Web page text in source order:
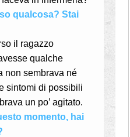
qualcosa? Stai
il ragazzo
qualche
non sembrava né
sintomi di possibili
un po’ agitato.
momento, hai